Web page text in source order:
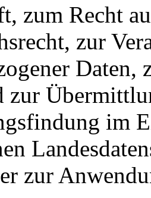
zum Recht
zur
zur
im
zur